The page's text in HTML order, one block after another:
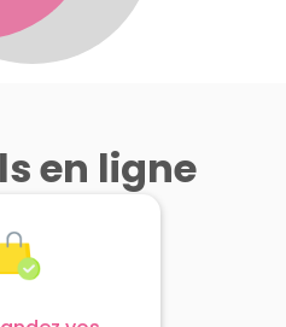
en ligne